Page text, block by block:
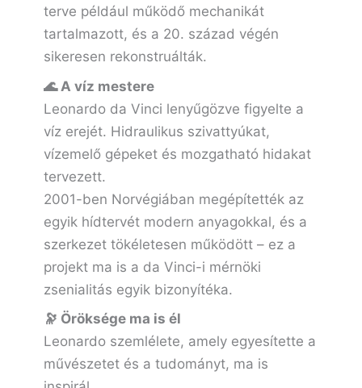
terve például működő mechanikát
tartalmazott, és a 20. század végén
sikeresen rekonstruálták.
🌊 A víz mestere
Leonardo da Vinci lenyűgözve figyelte a
víz erejét. Hidraulikus szivattyúkat,
vízemelő gépeket és mozgatható hidakat
tervezett.
2001-ben Norvégiában megépítették az
egyik hídtervét modern anyagokkal, és a
szerkezet tökéletesen működött – ez a
projekt ma is a da Vinci-i mérnöki
zsenialitás egyik bizonyítéka.
🔭 Öröksége ma is él
Leonardo szemlélete, amely egyesítette a
művészetet és a tudományt, ma is